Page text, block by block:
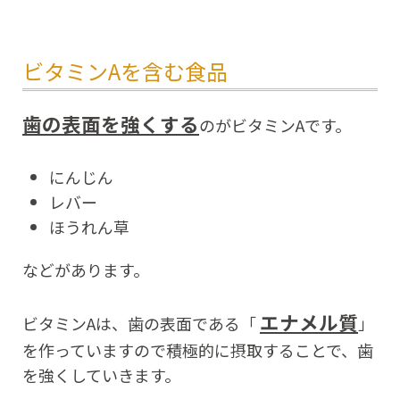
ビタミンAを含む食品
歯の表面を強くするのがビタミンAです。
にんじん
レバー
ほうれん草
などがあります。
ビタミンAは、歯の表面である「エナメル質」
を作っていますので積極的に摂取することで、歯
を強くしていきます。